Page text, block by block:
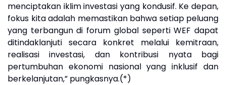
menciptakan iklim investasi yang kondusif. Ke depan,
fokus kita adalah memastikan bahwa setiap peluang
yang terbangun di forum global seperti WEF dapat
ditindaklanjuti secara konkret melalui kemitraan,
realisasi investasi, dan kontribusi nyata bagi
pertumbuhan ekonomi nasional yang inklusif dan
berkelanjutan,” pungkasnya.(*)